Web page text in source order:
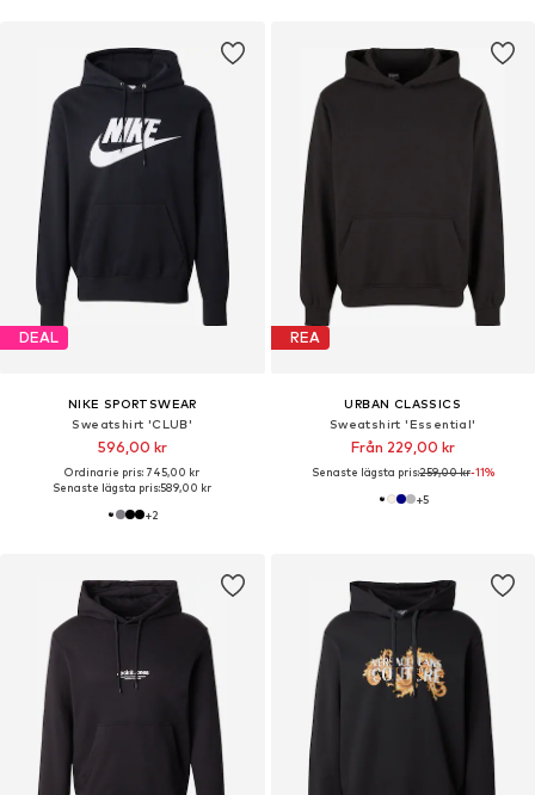
DEAL
NIKE SPORTSWEAR
Sweatshirt 'CLUB'
596,00 kr
Ordinarie pris: 745,00 kr
Senaste lägsta pris:589,00 kr
+2
REA
URBAN CLASSICS
Sweatshirt 'Essential'
Från 229,00 kr
Senaste lägsta pris:259,00 kr-11%
+5